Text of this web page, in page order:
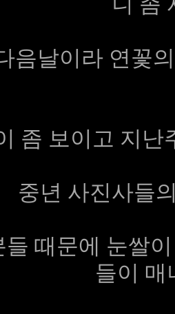
음날이라 연꽃
좀 보이고 지
중년 사진사들
들 때문에 눈쌀
들이 매